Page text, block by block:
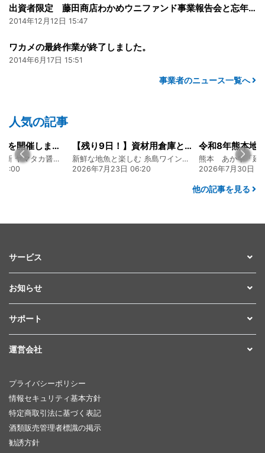
出資者限定 藤田商店わかめウニファンド事業報告会と忘年会のお知らせ（12/18）
2014年12月12日 15:47
ワカメの最終作業が終了しました。
2014年6月17日 15:51
事業者のニュース一覧へ
人気の記事
経営方針説明会を開催しました
130年の伝統と革新 ヤマタカ醤油ファンド
【残り9日！】資材用倉庫として、コンテナハウスの購入を検討しています
新鮮な地魚と楽しむ 糸島ワインファンド
2026年7月23日 06:20
2026年7月30日
他の記事を見る
サービス
お知らせ
サポート
運営会社
プライバシーポリシー
情報セキュリティ基本方針
特定商取引法に基づく表記
酒類販売管理者標識の掲示
勧誘方針